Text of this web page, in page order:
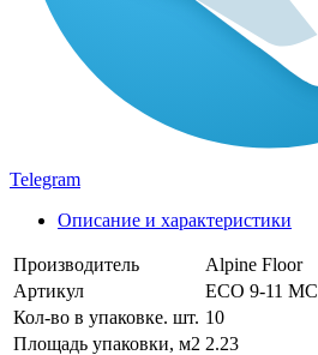
Telegram
Описание и характеристики
Производитель
Alpine Floor
Артикул
ECO 9-11 MC
Кол-во в упаковке. шт. 10
Площадь упаковки, м2 2.23